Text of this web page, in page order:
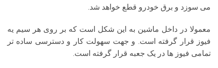
می سوزد و برق خودرو قطع خواهد شد.
معمولا در داخل ماشین به این شکل است که بر روی هر سیم یه
فیوز قرار گرفته است. و جهت سهولت کار و دسترسی ساده تر
تمامی فیوز ها در یک جعبه قرار گرفته است.